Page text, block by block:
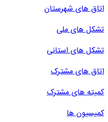
اتاق های شهرستان
تشکل های ملی
تشکل های استانی
اتاق های مشترک
کمیته های مشترک
کمیسیون ها